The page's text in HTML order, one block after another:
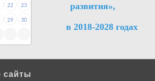
22 23
29 30
развития»,
в 2018-2028 годах